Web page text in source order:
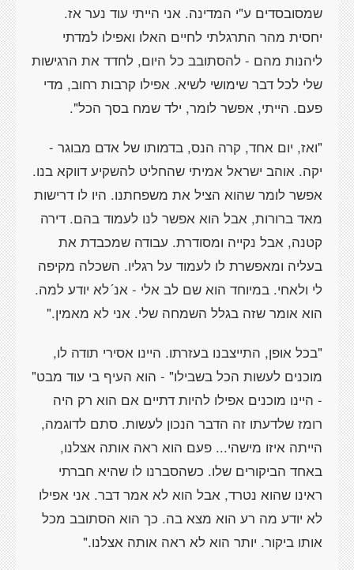
שמסובסדים ע"י המדינה. אני הייתי עוד נער אז.
יחסית מהר התרגלתי לחיים האלו ואפילו למדתי
ליהנות מהם - להסתובב כל היום, לחדד את הרגישות
שלי לכל דבר שימושי לשיא. אפילו קרבות רחוב, מדי
פעם. הייתי, אפשר לומר, ילד שמח בסך הכל".
"ואז, יום אחד, קרה הנס, בדמותו של אדם מבוגר -
יקה. אוהב ישראל אמיתי שהחליט להשקיע דווקא בנו.
אפשר לומר שהוא הציל את משפחתנו. היו לו דרישות
מאד ברורות, אבל הוא אפשר לנו לעמוד בהם. דירה
קטנה, אבל נקייה ומסודרת. עבודה שמכבדת את
בעליה ומאפשרת לו לעמוד על רגליו. השכלה מקיפה
לי ולאחי. במיוחד הוא שם לב אלי - אנ´לא יודע למה.
הוא אומר שזה בגלל השמחה שלי. אני לא מאמין."
"בכל אופן, התייצבנו בעזרתו. היינו אסירי תודה לו,
מוכנים לעשות הכל בשבילו" - הוא העיף בי עוד מבט"
- היינו מוכנים אפילו להיות דתיים אם הוא רק היה
רומז שלדעתו זה הדבר הנכון לעשות. סתם לדוגמה,
הייתה איזו מישהי... פעם הוא ראה אותה אצלנו,
באחד הביקורים שלו. כשהסברנו לו שהיא חברתי
ראינו שהוא נטרד, אבל הוא לא אמר דבר. אני אפילו
לא יודע מה רע הוא מצא בה. כך הוא הסתובב מכל
אותו ביקור. יותר הוא לא ראה אותה אצלנו."